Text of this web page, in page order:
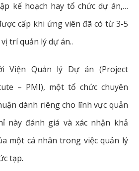
kế hoạch hay tổ chức dự án,…
cấp khi ứng viên đã có từ 3-5
trí quản lý dự án..
Viện Quản lý Dự án (Project
– PMI), một tổ chức chuyên
dành riêng cho lĩnh vực quản
này đánh giá và xác nhận khả
một cá nhân trong việc quản lý
tạp.